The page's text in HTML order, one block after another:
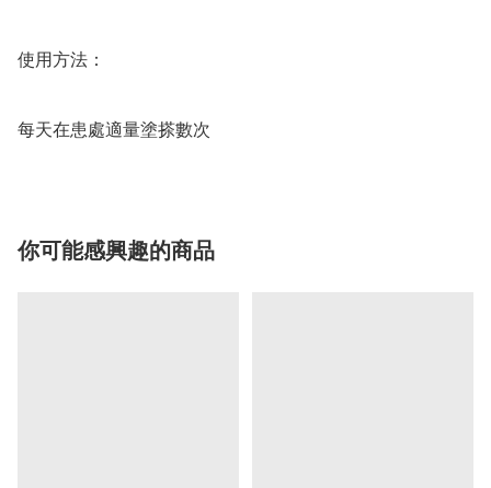
使用方法：
你可能感興趣的商品